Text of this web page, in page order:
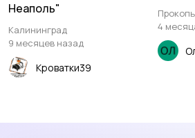
Неаполь"
Калининград
9 месяцев назад
Кроватки39
4